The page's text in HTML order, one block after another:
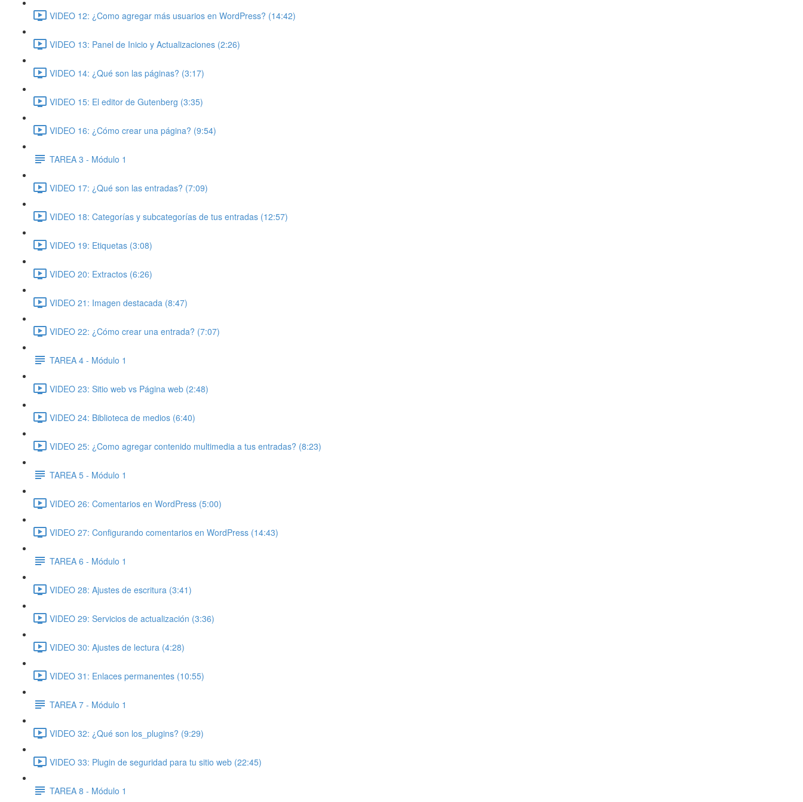
VIDEO 12: ¿Como agregar más usuarios en WordPress? (14:42)
VIDEO 13: Panel de Inicio y Actualizaciones (2:26)
VIDEO 14: ¿Qué son las páginas? (3:17)
VIDEO 15: El editor de Gutenberg (3:35)
VIDEO 16: ¿Cómo crear una página? (9:54)
TAREA 3 - Módulo 1
VIDEO 17: ¿Qué son las entradas? (7:09)
VIDEO 18: Categorías y subcategorías de tus entradas (12:57)
VIDEO 19: Etiquetas (3:08)
VIDEO 20: Extractos (6:26)
VIDEO 21: Imagen destacada (8:47)
VIDEO 22: ¿Cómo crear una entrada? (7:07)
TAREA 4 - Módulo 1
VIDEO 23: Sitio web vs Página web (2:48)
VIDEO 24: Biblioteca de medios (6:40)
VIDEO 25: ¿Como agregar contenido multimedia a tus entradas? (8:23)
TAREA 5 - Módulo 1
VIDEO 26: Comentarios en WordPress (5:00)
VIDEO 27: Configurando comentarios en WordPress (14:43)
TAREA 6 - Módulo 1
VIDEO 28: Ajustes de escritura (3:41)
VIDEO 29: Servicios de actualización (3:36)
VIDEO 30: Ajustes de lectura (4:28)
VIDEO 31: Enlaces permanentes (10:55)
TAREA 7 - Módulo 1
VIDEO 32: ¿Qué son los_plugins? (9:29)
VIDEO 33: Plugin de seguridad para tu sitio web (22:45)
TAREA 8 - Módulo 1